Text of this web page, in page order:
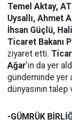
Temel Aktay,
Uysallı, Ahmet
İhsan Güçlü,
Ticaret Bakanı
ziyaret etti.
Ağar'ın da yer
gündeminde yer
dünyasının
-GÜMRÜK